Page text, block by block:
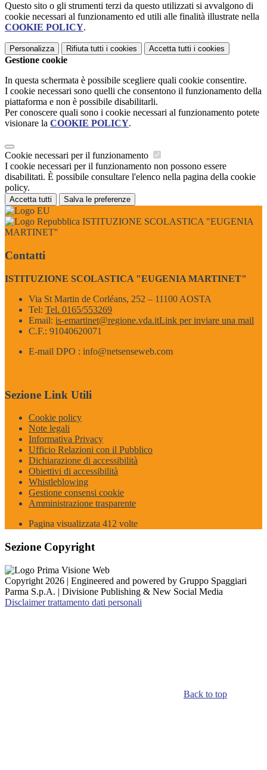
Questo sito o gli strumenti terzi da questo utilizzati si avvalgono di
cookie necessari al funzionamento ed utili alle finalità illustrate nella
COOKIE POLICY.
Personalizza Rifiuta tutti i cookies Accetta tutti i cookies
Gestione cookie
In questa schermata è possibile scegliere quali cookie consentire.
I cookie necessari sono quelli che consentono il funzionamento della
piattaforma e non è possibile disabilitarli.
Per conoscere quali sono i cookie necessari al funzionamento potete
visionare la COOKIE POLICY.
Cookie necessari per il funzionamento
I cookie necessari per il funzionamento non possono essere
disabilitati. È possibile consultare l'elenco nella pagina della cookie
policy.
Accetta tutti Salva le preferenze
ISTITUZIONE SCOLASTICA "EUGENIA
MARTINET"
Contatti
ISTITUZIONE SCOLASTICA "EUGENIA MARTINET"
Via St Martin de Corléans, 252 – 11100 AOSTA
Tel: Tel. 0165/553269
Email: is-emartinet@regione.vda.itLink per inviare una mail
C.F.: 91040620071
E-mail DPO : info@netsenseweb.com
Sezione Link Utili
Cookie policy
Note legali
Informativa Privacy
Ufficio Relazioni con il Pubblico
Dichiarazione di accessibilità
Obiettivi di accessibilità
Whistleblowing
Gestione consensi cookie
Amministrazione trasparente
Pagina visualizzata 412 volte
Sezione Copyright
Copyright 2026 | Engineered and powered by Gruppo Spaggiari
Parma S.p.A. | Divisione Publishing & New Social Media
Disclaimer trattamento dati personali
Back to top